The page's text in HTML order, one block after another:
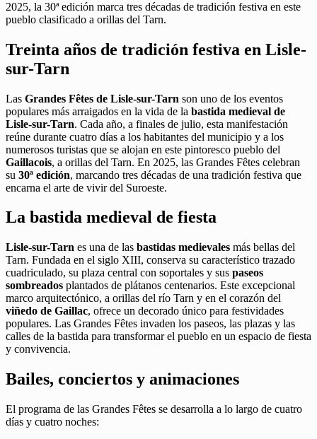
2025, la 30ª edición marca tres décadas de tradición festiva en este
pueblo clasificado a orillas del Tarn.
Treinta años de tradición festiva en Lisle-
sur-Tarn
Las Grandes Fêtes de Lisle-sur-Tarn son uno de los eventos
populares más arraigados en la vida de la bastida medieval de
Lisle-sur-Tarn. Cada año, a finales de julio, esta manifestación
reúne durante cuatro días a los habitantes del municipio y a los
numerosos turistas que se alojan en este pintoresco pueblo del
Gaillacois, a orillas del Tarn. En 2025, las Grandes Fêtes celebran
su 30ª edición, marcando tres décadas de una tradición festiva que
encarna el arte de vivir del Suroeste.
La bastida medieval de fiesta
Lisle-sur-Tarn es una de las bastidas medievales más bellas del
Tarn. Fundada en el siglo XIII, conserva su característico trazado
cuadriculado, su plaza central con soportales y sus paseos
sombreados plantados de plátanos centenarios. Este excepcional
marco arquitectónico, a orillas del río Tarn y en el corazón del
viñedo de Gaillac, ofrece un decorado único para festividades
populares. Las Grandes Fêtes invaden los paseos, las plazas y las
calles de la bastida para transformar el pueblo en un espacio de fiesta
y convivencia.
Bailes, conciertos y animaciones
El programa de las Grandes Fêtes se desarrolla a lo largo de cuatro
días y cuatro noches: